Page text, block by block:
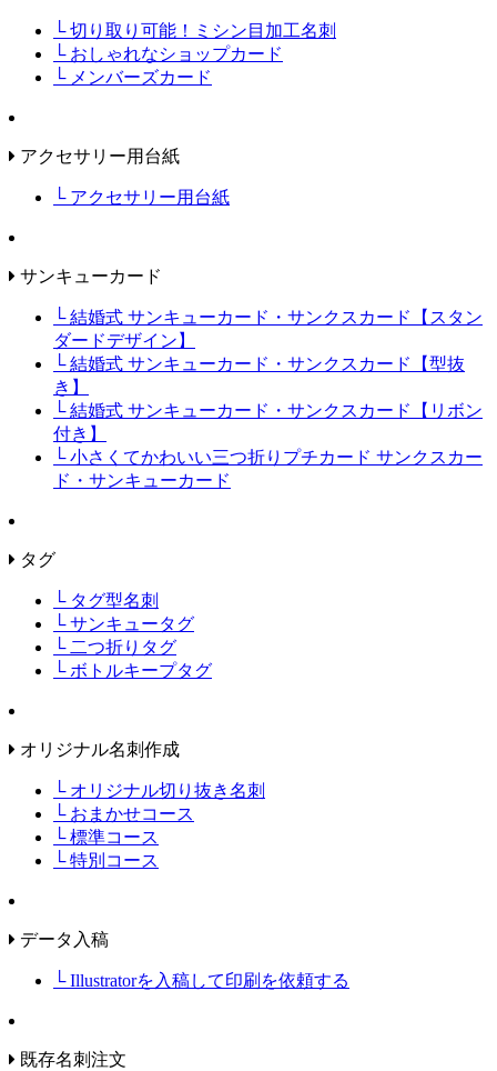
└ 切り取り可能！ミシン目加工名刺
└ おしゃれなショップカード
└ メンバーズカード
アクセサリー用台紙
└ アクセサリー用台紙
サンキューカード
└ 結婚式 サンキューカード・サンクスカード【スタン
ダードデザイン】
└ 結婚式 サンキューカード・サンクスカード【型抜
き】
└ 結婚式 サンキューカード・サンクスカード【リボン
付き】
└ 小さくてかわいい三つ折りプチカード サンクスカー
ド・サンキューカード
タグ
└ タグ型名刺
└ サンキュータグ
└ 二つ折りタグ
└ ボトルキープタグ
オリジナル名刺作成
└ オリジナル切り抜き名刺
└ おまかせコース
└ 標準コース
└ 特別コース
データ入稿
└ Illustratorを入稿して印刷を依頼する
既存名刺注文